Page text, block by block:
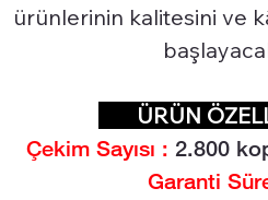
ürünlerinin kalitesini ve
ÜRÜN
Çekim Sayısı : 2.800
Garanti